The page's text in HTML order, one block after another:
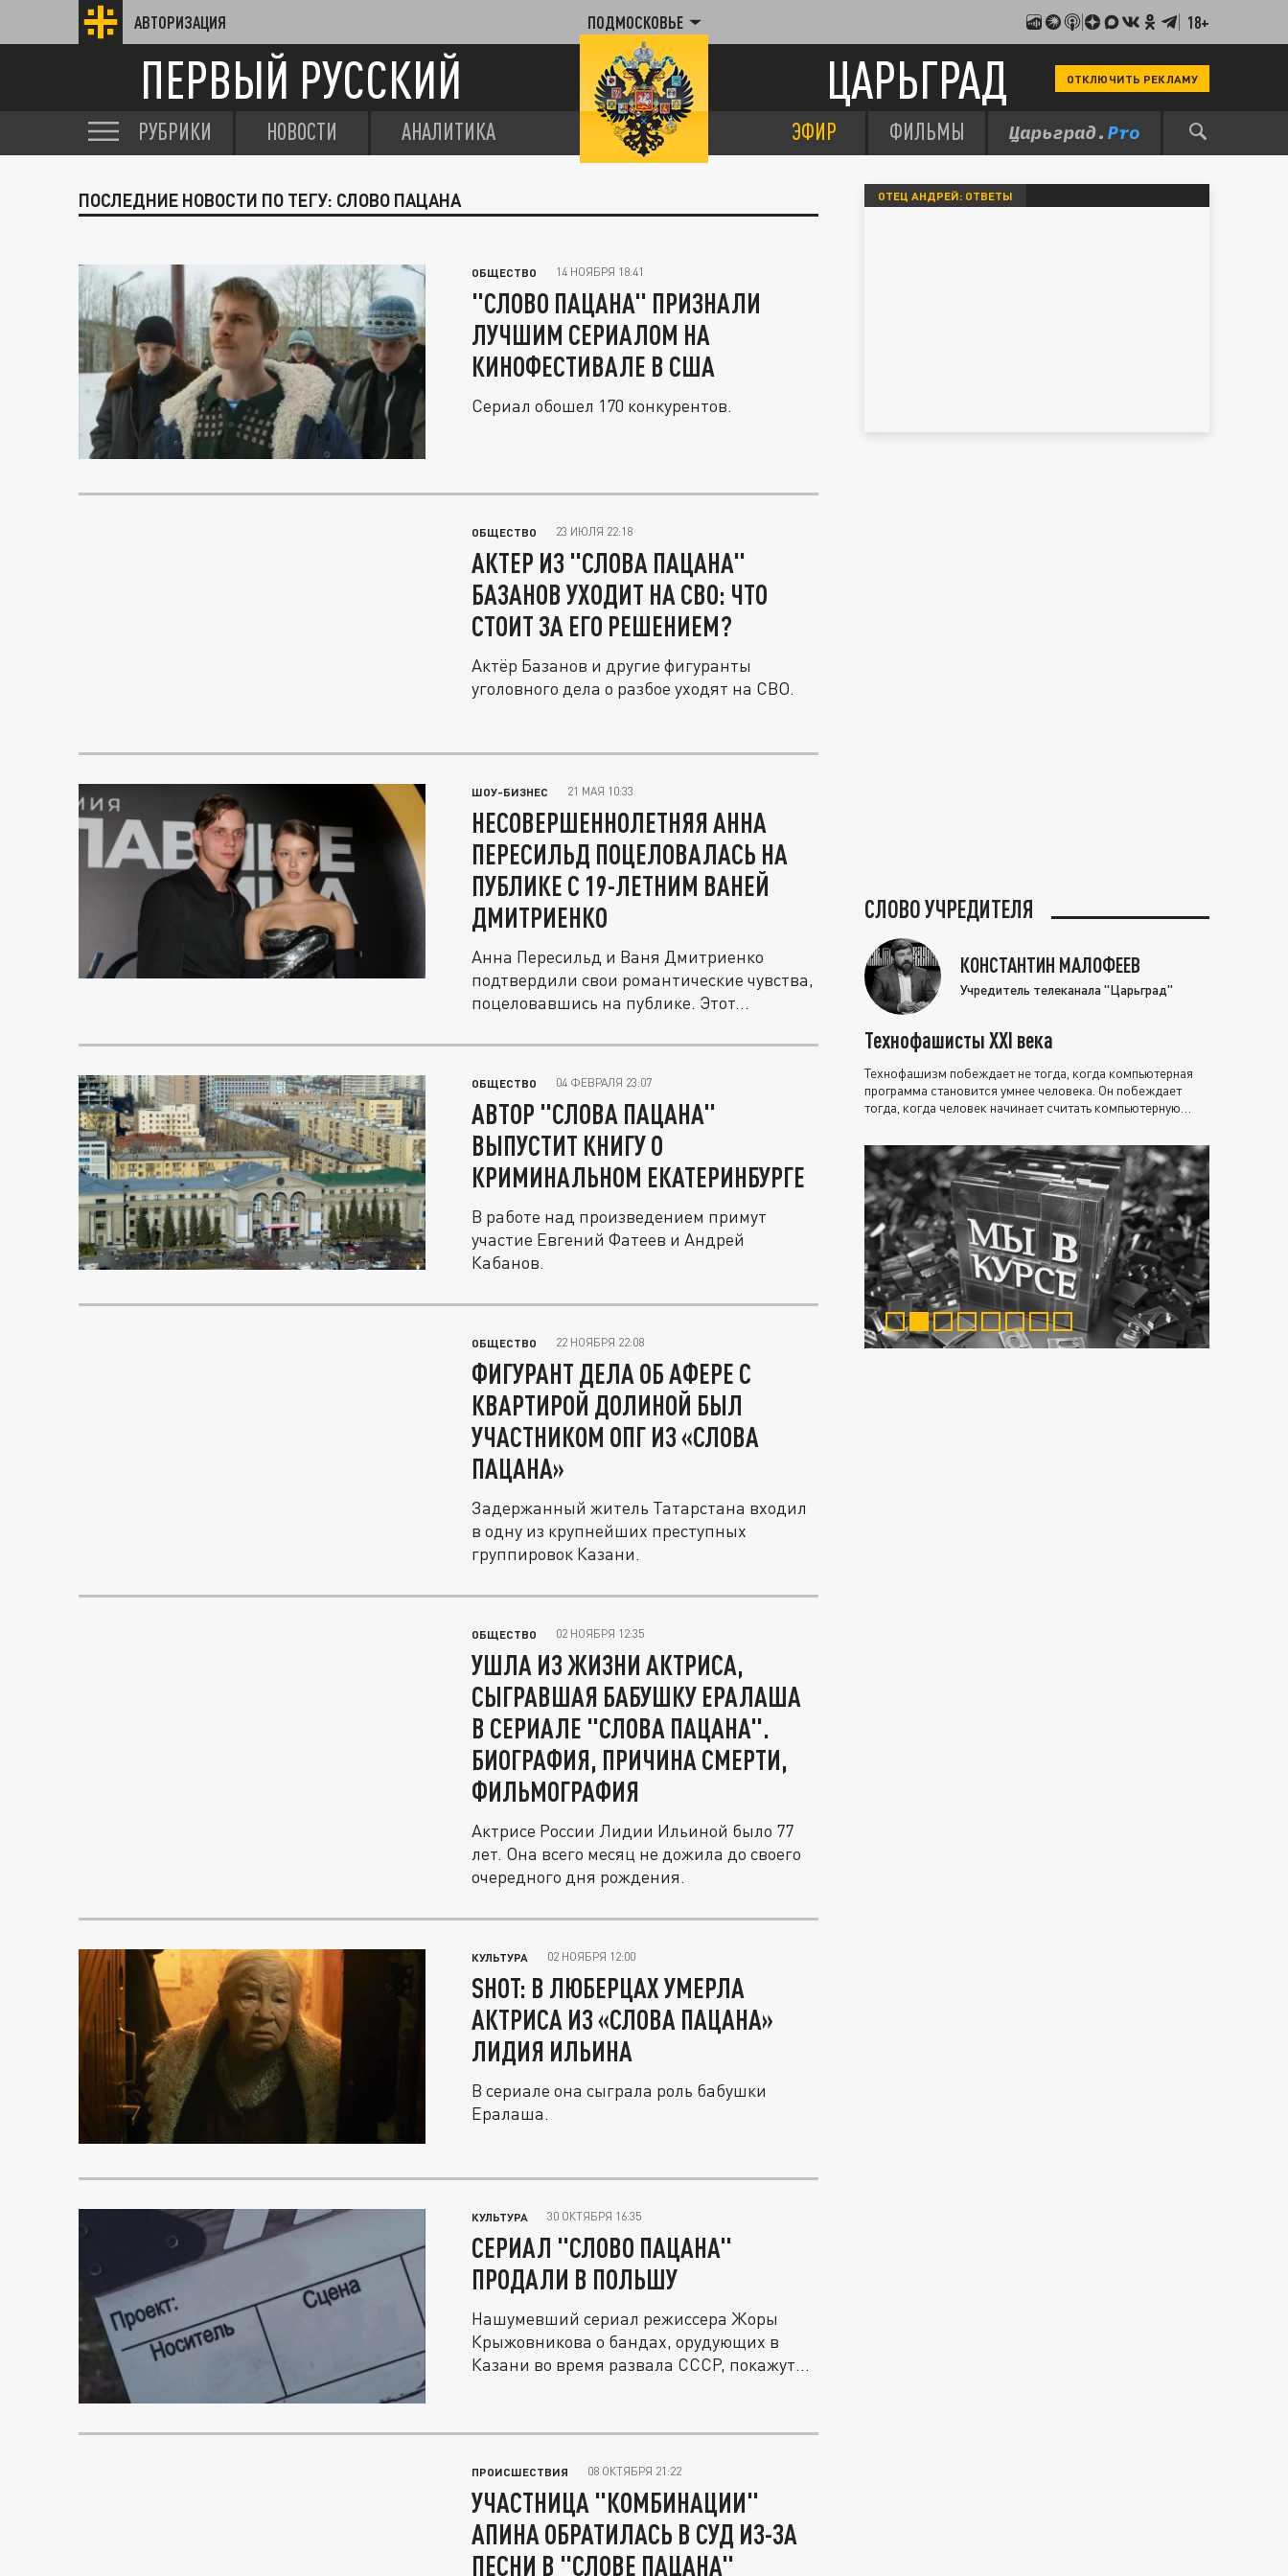
АВТОРИЗАЦИЯ ПОДМОСКОВЬЕ 18+
ПЕРВЫЙ РУССКИЙ ЦАРЬГРАД ОТКЛЮЧИТЬ РЕКЛАМУ
РУБРИКИ НОВОСТИ АНАЛИТИКА ЭФИР ФИЛЬМЫ
ПОСЛЕДНИЕ НОВОСТИ ПО ТЕГУ: СЛОВО ПАЦАНА
ОБЩЕСТВО 14 НОЯБРЯ 18:41
"СЛОВО ПАЦАНА" ПРИЗНАЛИ
ЛУЧШИМ СЕРИАЛОМ НА
КИНОФЕСТИВАЛЕ В США
Сериал обошел 170 конкурентов.
ОБЩЕСТВО 23 ИЮЛЯ 22:18
АКТЕР ИЗ "СЛОВА ПАЦАНА"
БАЗАНОВ УХОДИТ НА СВО: ЧТО
СТОИТ ЗА ЕГО РЕШЕНИЕМ?
Актёр Базанов и другие фигуранты
уголовного дела о разбое уходят на СВО.
ШОУ-БИЗНЕС 21 МАЯ 10:33
НЕСОВЕРШЕННОЛЕТНЯЯ АННА
ПЕРЕСИЛЬД ПОЦЕЛОВАЛАСЬ НА
ПУБЛИКЕ С 19-ЛЕТНИМ ВАНЕЙ
ДМИТРИЕНКО
Анна Пересильд и Ваня Дмитриенко
подтвердили свои романтические чувства,
поцеловавшись на публике. Этот...
ОБЩЕСТВО 04 ФЕВРАЛЯ 23:07
АВТОР "СЛОВА ПАЦАНА"
ВЫПУСТИТ КНИГУ О
КРИМИНАЛЬНОМ ЕКАТЕРИНБУРГЕ
В работе над произведением примут
участие Евгений Фатеев и Андрей
Кабанов.
ОБЩЕСТВО 22 НОЯБРЯ 22:08
ФИГУРАНТ ДЕЛА ОБ АФЕРЕ С
КВАРТИРОЙ ДОЛИНОЙ БЫЛ
УЧАСТНИКОМ ОПГ ИЗ «СЛОВА
ПАЦАНА»
Задержанный житель Татарстана входил
в одну из крупнейших преступных
группировок Казани.
ОБЩЕСТВО 02 НОЯБРЯ 12:35
УШЛА ИЗ ЖИЗНИ АКТРИСА,
СЫГРАВШАЯ БАБУШКУ ЕРАЛАША
В СЕРИАЛЕ "СЛОВА ПАЦАНА".
БИОГРАФИЯ, ПРИЧИНА СМЕРТИ,
ФИЛЬМОГРАФИЯ
Актрисе России Лидии Ильиной было 77
лет. Она всего месяц не дожила до своего
очередного дня рождения.
КУЛЬТУРА 02 НОЯБРЯ 12:00
SHOT: В ЛЮБЕРЦАХ УМЕРЛА
АКТРИСА ИЗ «СЛОВА ПАЦАНА»
ЛИДИЯ ИЛЬИНА
В сериале она сыграла роль бабушки
Ералаша.
КУЛЬТУРА 30 ОКТЯБРЯ 16:35
СЕРИАЛ "СЛОВО ПАЦАНА"
ПРОДАЛИ В ПОЛЬШУ
Нашумевший сериал режиссера Жоры
Крыжовникова о бандах, орудующих в
Казани во время развала СССР, покажут
ПРОИСШЕСТВИЯ 08 ОКТЯБРЯ 21:22
УЧАСТНИЦА "КОМБИНАЦИИ"
АПИНА ОБРАТИЛАСЬ В СУД ИЗ-ЗА
ПЕСНИ В "СЛОВЕ ПАЦАНА"
ОТЕЦ АНДРЕЙ: ОТВЕТЫ
СЛОВО УЧРЕДИТЕЛЯ
КОНСТАНТИН МАЛОФЕЕВ
Учредитель телеканала "Царьград"
Технофашисты XXI века
Технофашизм побеждает не тогда, когда компьютерная
программа становится умнее человека. Он побеждает
тогда, когда человек начинает считать компьютерную